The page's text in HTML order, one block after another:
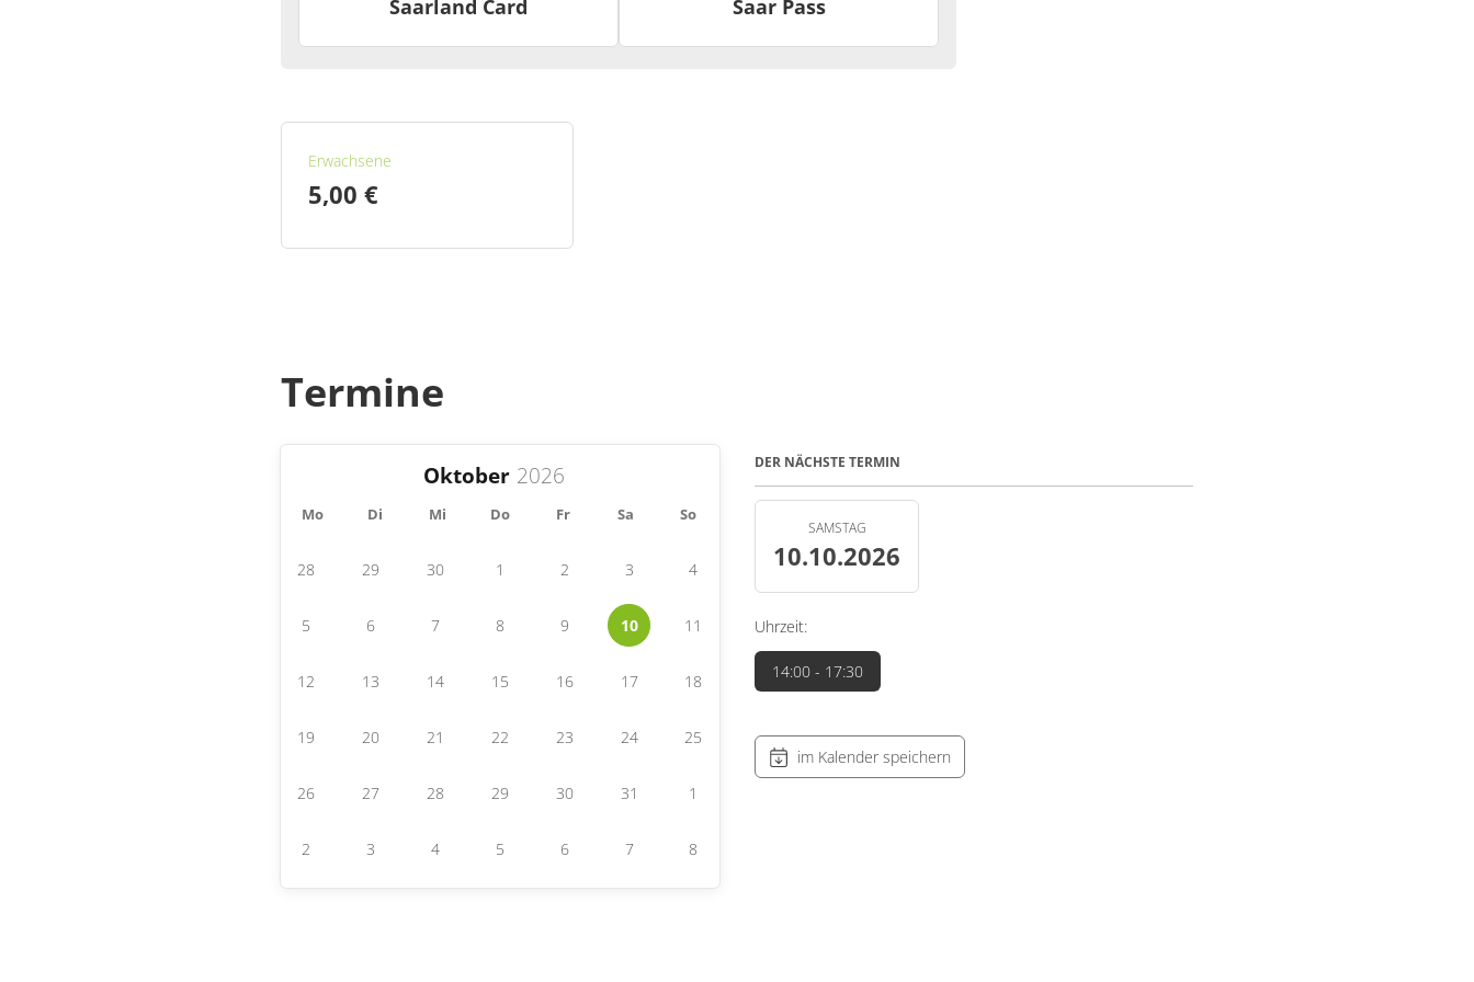
Saarland Card Saar Pass
Erwachsene
5,00 €
Termine
Oktober
Mo Di Mi Do Fr Sa So
28 29 30 1 2 3 4
5 6 7 8 9 10 11
12 13 14 15 16 17 18
19 20 21 22 23 24 25
26 27 28 29 30 31 1
2 3 4 5 6 7 8
DER NÄCHSTE TERMIN
SAMSTAG
10.10.2026
Uhrzeit:
14:00 - 17:30
im Kalender speichern